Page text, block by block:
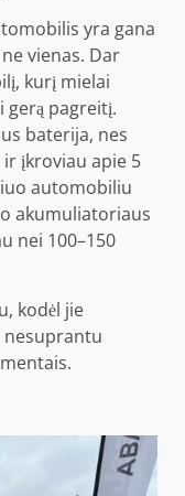
yra gana
vienas. Dar
kurį mielai
gerą pagreitį.
baterija, nes
ir įkroviau apie 5
automobiliu
akumuliatoriaus
nei 100–150
kodėl jie
nesuprantu